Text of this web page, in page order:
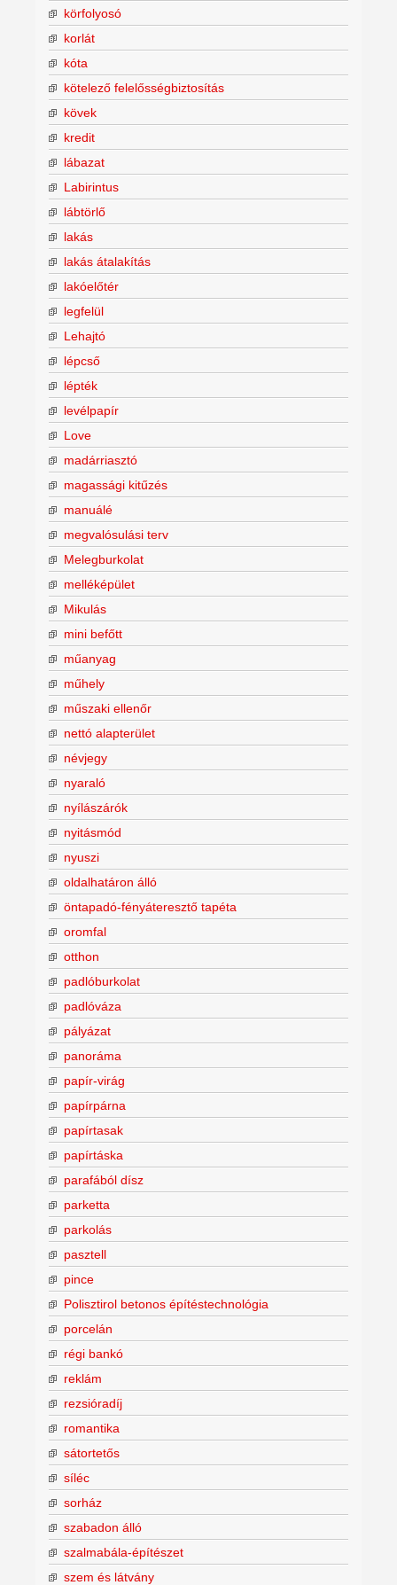
körfolyosó
korlát
kóta
kötelező felelősségbiztosítás
kövek
kredit
lábazat
Labirintus
lábtörlő
lakás
lakás átalakítás
lakóelőtér
legfelül
Lehajtó
lépcső
lépték
levélpapír
Love
madárriasztó
magassági kitűzés
manuálé
megvalósulási terv
Melegburkolat
melléképület
Mikulás
mini befőtt
műanyag
műhely
műszaki ellenőr
nettó alapterület
névjegy
nyaraló
nyílászárók
nyitásmód
nyuszi
oldalhatáron álló
öntapadó-fényáteresztő tapéta
oromfal
otthon
padlóburkolat
padlóváza
pályázat
panoráma
papír-virág
papírpárna
papírtasak
papírtáska
parafából dísz
parketta
parkolás
pasztell
pince
Polisztirol betonos építéstechnológia
porcelán
régi bankó
reklám
rezsióradíj
romantika
sátortetős
síléc
sorház
szabadon álló
szalmabála-építészet
szem és látvány